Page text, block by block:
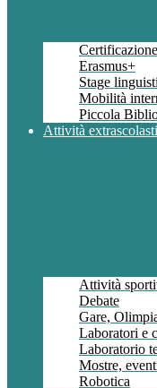
Erasmus+
Stage
Mobilità
Piccola
Attività
Attività
Debate
Gare,
Laboratori e
Laboratorio
Mostre,
Robotica